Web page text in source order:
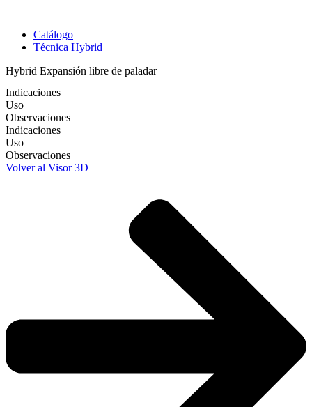
Catálogo
Técnica Hybrid
Hybrid Expansión libre de paladar
Indicaciones
Uso
Observaciones
Indicaciones
Uso
Observaciones
Volver al Visor 3D